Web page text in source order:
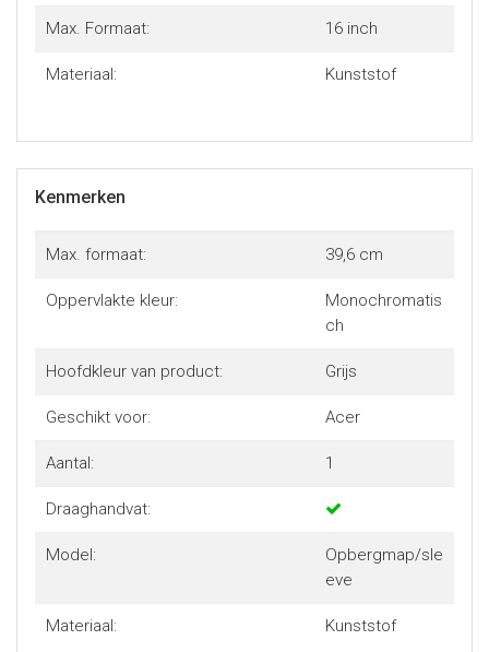
Max. Formaat: 16 inch
Materiaal: Kunststof
Kenmerken
Max. formaat: 39,6 cm
Oppervlakte kleur:
Monochromatis
ch
Hoofdkleur van product: Grijs
Geschikt voor: Acer
Aantal: 1
Draaghandvat:
Model:
Opbergmap/sle
eve
Materiaal: Kunststof